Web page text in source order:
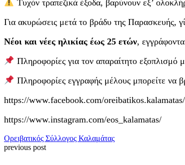
Τυχόν τραπεζικά έξοδα, βαρύνουν εξ’
Για ακυρώσεις μετά το βράδυ της Παρασκευής,
Νέοι και νέες ηλικίας έως 25 ετών,
Πληροφορίες για τον απαραίτητο εξοπλισμό
Πληροφορίες εγγραφής μέλους μπορείτε να
https://www.facebook.com/oreibatikos.kalamatas/
https://www.instagram.com/eos_kalamatas/
Ορειβατικός Σύλλογος Καλαμάτας
previous post